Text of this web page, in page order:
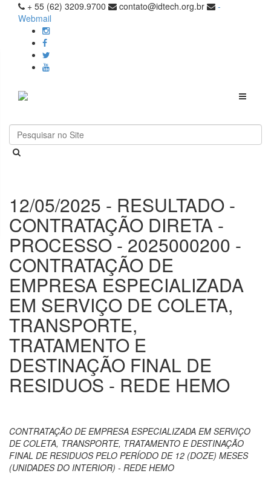
+ 55 (62) 3209.9700 contato@idtech.org.br
-
Webmail
Toggle
12/05/2025 - RESULTADO -
CONTRATAÇÃO DIRETA -
PROCESSO - 2025000200 -
CONTRATAÇÃO DE
EMPRESA ESPECIALIZADA
EM SERVIÇO DE COLETA,
TRANSPORTE,
TRATAMENTO E
DESTINAÇÃO FINAL DE
RESIDUOS - REDE HEMO
CONTRATAÇÃO DE EMPRESA ESPECIALIZADA EM SERVIÇO
DE COLETA, TRANSPORTE, TRATAMENTO E DESTINAÇÃO
FINAL DE RESIDUOS PELO PERÍODO DE 12 (DOZE) MESES
(UNIDADES DO INTERIOR) - REDE HEMO